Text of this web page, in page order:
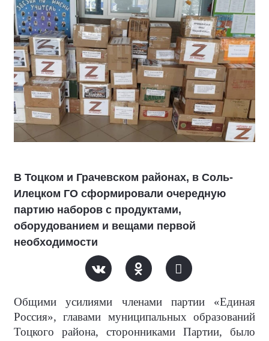
В Тоцком и Грачевском районах, в Соль-
Илецком ГО сформировали очередную
партию наборов с продуктами,
оборудованием и вещами первой
необходимости
Общими усилиями членами партии «Единая
Россия», главами муниципальных образований
Тоцкого района, сторонниками Партии, было